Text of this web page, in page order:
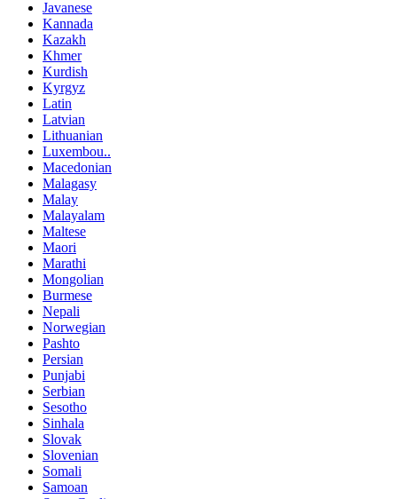
Javanese
Kannada
Kazakh
Khmer
Kurdish
Kyrgyz
Latin
Latvian
Lithuanian
Luxembou..
Macedonian
Malagasy
Malay
Malayalam
Maltese
Maori
Marathi
Mongolian
Burmese
Nepali
Norwegian
Pashto
Persian
Punjabi
Serbian
Sesotho
Sinhala
Slovak
Slovenian
Somali
Samoan